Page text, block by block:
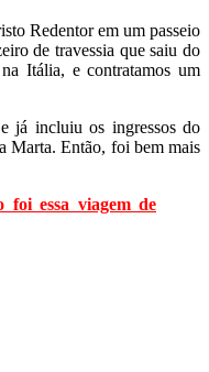
Redentor em um passeio
de travessia que saiu do
Itália, e contratamos um
já incluiu os ingressos do
Marta. Então, foi bem mais
foi essa viagem de